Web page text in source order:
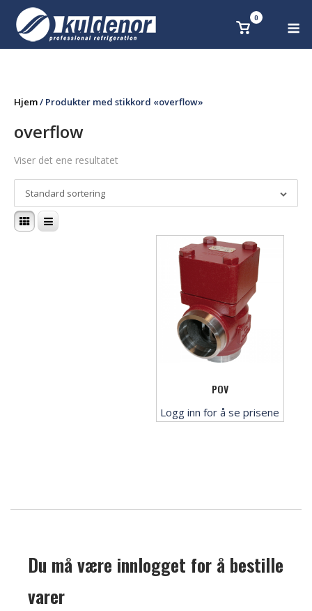
content
Se 0
Hjem/ Produkter med stikkord «overflow»
overflow
Viser det ene resultatet
Standard sortering
POV
Logg inn for å se prisene
Du må være innlogget for å bestille
varer